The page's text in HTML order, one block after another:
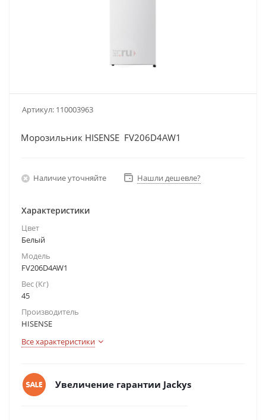
Артикул: 110003963
Морозильник HISENSE FV206D4AW1
Наличие уточняйте Нашли дешевле?
Характеристики
Цвет
Белый
Модель
FV206D4AW1
Вес (Кг)
45
Производитель
HISENSE
Все характеристики
Увеличение гарантии Jackys